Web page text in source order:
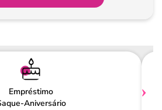
Empréstimo
Aniversário